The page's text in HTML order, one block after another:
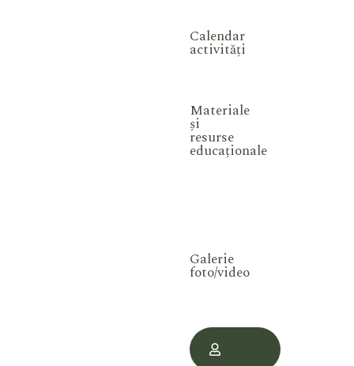
Calendar
activități
Materiale
și
resurse
educaționale
Galerie
foto/video